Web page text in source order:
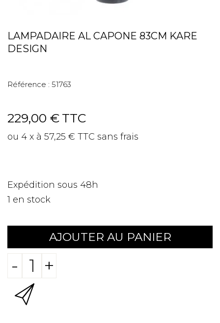
LAMPADAIRE AL CAPONE 83CM KARE
DESIGN
Référence : 51763
229,00 € TTC
ou 4 x à 57,25 € TTC sans frais
Expédition sous 48h
1 en stock
AJOUTER AU PANIER
- +